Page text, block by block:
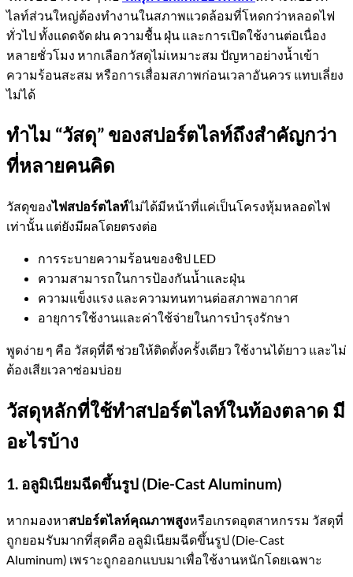
ไลท์ส่วนใหญ่ต้องทำงานในสภาพแวดล้อมที่โหดกว่าหลอดไฟ
ทั่วไป ทั้งแดดจัด ฝน ความชื้น ฝุ่น และการเปิดใช้งานต่อเนื่อง
หลายชั่วโมง หากเลือกวัสดุไม่เหมาะสม ปัญหาอย่างน้ำเข้า
ความร้อนสะสม หรือการเสื่อมสภาพก่อนเวลาอันควร แทบเลี่ยง
ไม่ได้
ทำไม “วัสดุ” ของสปอร์ตไลท์ถึงสำคัญกว่า
ที่หลายคนคิด
วัสดุของไฟสปอร์ตไลท์ไม่ได้มีหน้าที่แค่เป็นโครงหุ้มหลอดไฟ
เท่านั้น แต่ยังมีผลโดยตรงต่อ
การระบายความร้อนของชิป LED
ความสามารถในการป้องกันน้ำและฝุ่น
ความแข็งแรง และความทนทานต่อสภาพอากาศ
อายุการใช้งานและค่าใช้จ่ายในการบำรุงรักษา
พูดง่าย ๆ คือ วัสดุที่ดี ช่วยให้ติดตั้งครั้งเดียว ใช้งานได้ยาว และไม่
ต้องเสียเวลาซ่อมบ่อย
วัสดุหลักที่ใช้ทำสปอร์ตไลท์ในท้องตลาด มี
อะไรบ้าง
1. อลูมิเนียมฉีดขึ้นรูป (Die-Cast Aluminum)
หากมองหาสปอร์ตไลท์คุณภาพสูงหรือเกรดอุตสาหกรรม วัสดุที่
ถูกยอมรับมากที่สุดคือ อลูมิเนียมฉีดขึ้นรูป (Die-Cast
Aluminum) เพราะถูกออกแบบมาเพื่อใช้งานหนักโดยเฉพาะ